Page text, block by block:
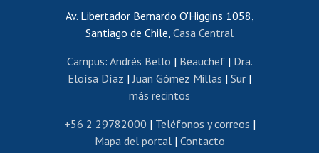
Certificado de renta
Certificado de renta honorarios
Editar páginas blancas
Extranjeras/os
Revalidación y reconocimiento de títulos
Postulación al Programa de Movilidad Estudiantil
Av. Libertador Bernardo O'Higgins 1058,
Santiago de Chile, Casa Central
Campus: Andrés Bello | Beauchef| Dra.
Eloísa Díaz | Juan Gómez Millas | Sur |
más recintos
+56 2 29782000 | Teléfonos y correos |
Mapa del portal| Contacto